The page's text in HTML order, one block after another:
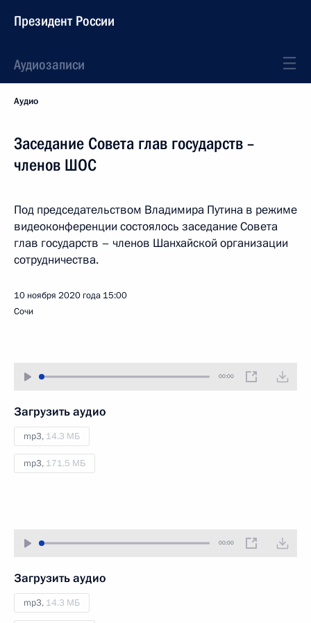
Президент России
Аудиозаписи
Аудио
Заседание Совета глав государств –
членов ШОС
Под председательством Владимира Путина в режиме
видеоконференции состоялось заседание Совета
глав государств – членов Шанхайской организации
сотрудничества.
10 ноября 2020 года 15:00
Сочи
00:00
Загрузить аудио
mp3, 14.3 МБ
mp3, 171.5 МБ
00:00
Загрузить аудио
mp3, 14.3 МБ